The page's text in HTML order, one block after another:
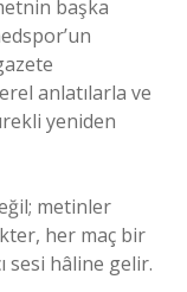
başka
anlatılarla ve
yeniden
metinler
her maç bir
sesi hâline gelir.